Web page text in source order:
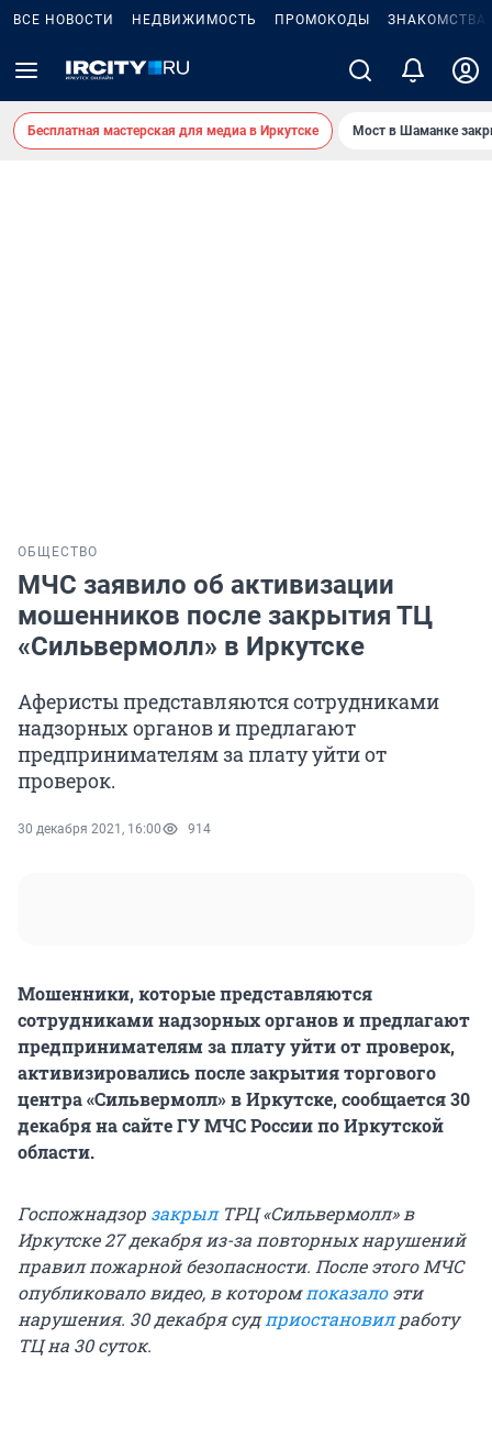
ВСЕ НОВОСТИ НЕДВИЖИМОСТЬ ПРОМОКОДЫ ЗНАКОМСТВА
Бесплатная мастерская для медиа в Иркутске Мост в Шаманке
ОБЩЕСТВО
МЧС заявило об активизации
мошенников после закрытия ТЦ
«Сильвермолл» в Иркутске
Аферисты представляются сотрудниками
надзорных органов и предлагают
предпринимателям за плату уйти от
проверок.
30 декабря 2021, 16:00 914
Мошенники, которые представляются
сотрудниками надзорных органов и предлагают
предпринимателям за плату уйти от проверок,
активизировались после закрытия торгового
центра «Сильвермолл» в Иркутске, сообщается 30
декабря на сайте ГУ МЧС России по Иркутской
области.
Госпожнадзор закрылТРЦ «Сильвермолл» в
Иркутске 27 декабря из-за повторных нарушений
правил пожарной безопасности. После этого МЧС
опубликовало видео, в которомпоказалоэти
нарушения. 30 декабря судприостановилработу
ТЦ на 30 суток.